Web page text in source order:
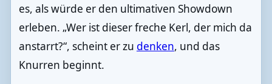
es, als würde er den ultimativen Showdown
erleben. „Wer ist dieser freche Kerl, der mich da
anstarrt?“, scheint er zu denken, und das
Knurren beginnt.